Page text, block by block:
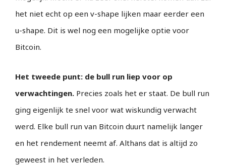
het niet echt op een v-shape lijken maar eerder een
u-shape. Dit is wel nog een mogelijke optie voor
Bitcoin.
Het tweede punt: de bull run liep voor op
verwachtingen. Precies zoals het er staat. De bull run
ging eigenlijk te snel voor wat wiskundig verwacht
werd. Elke bull run van Bitcoin duurt namelijk langer
en het rendement neemt af. Althans dat is altijd zo
geweest in het verleden.